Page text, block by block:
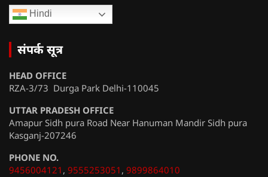
Hindi
संपर्क सूत्र
HEAD OFFICE
RZA-3/73 Durga Park Delhi-110045
UTTAR PRADESH OFFICE
Amapur Sidh pura Road Near Hanuman Mandir Sidh pura
Kasganj-207246
PHONE NO.
9456004121 , 9555253051 , 9899864010